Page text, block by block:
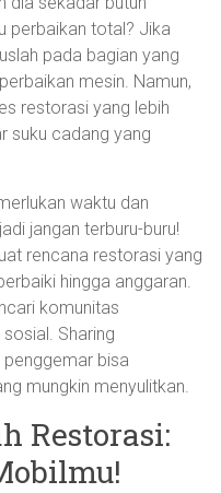
perbaikan total? Jika
pada bagian yang
mesin. Namun,
restorasi yang lebih
suku cadang yang
waktu dan
jangan terburu-buru!
rencana restorasi yang
hingga anggaran.
komunitas
Sharing
bisa
mungkin menyulitkan.
Restorasi: